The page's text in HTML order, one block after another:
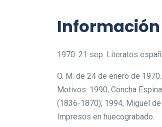
Información
1970. 21 sep. Literatos
O. M. de 24 de enero de 1970.
Motivos: 1990, Concha
(1836-1870); 1994, Miguel
Impresos en huecograbado.